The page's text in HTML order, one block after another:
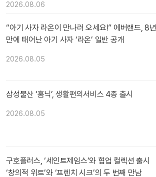
2026.08.06
“아기 사자 라온이 만나러 오세요!” 에버랜드, 8년
만에 태어난 아기 사자 ‘라온’ 일반 공개
2026.08.05
삼성물산 ‘홈닉’, 생활편의서비스 4종 출시
2026.08.05
구호플러스, ‘세인트제임스’와 협업 컬렉션 출시
‘창의적 위트’와 ‘프렌치 시크’의 두 번째 만남